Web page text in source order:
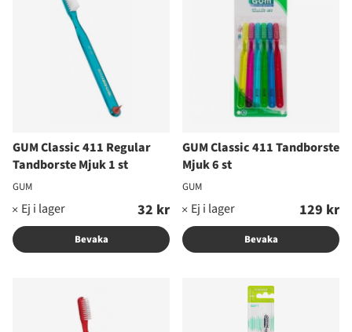
GUM Classic 411 Regular
Tandborste Mjuk 1 st
GUM
32 kr
Bevaka
GUM Classic 411 Tandborste
Mjuk 6 st
GUM
129 kr
Bevaka